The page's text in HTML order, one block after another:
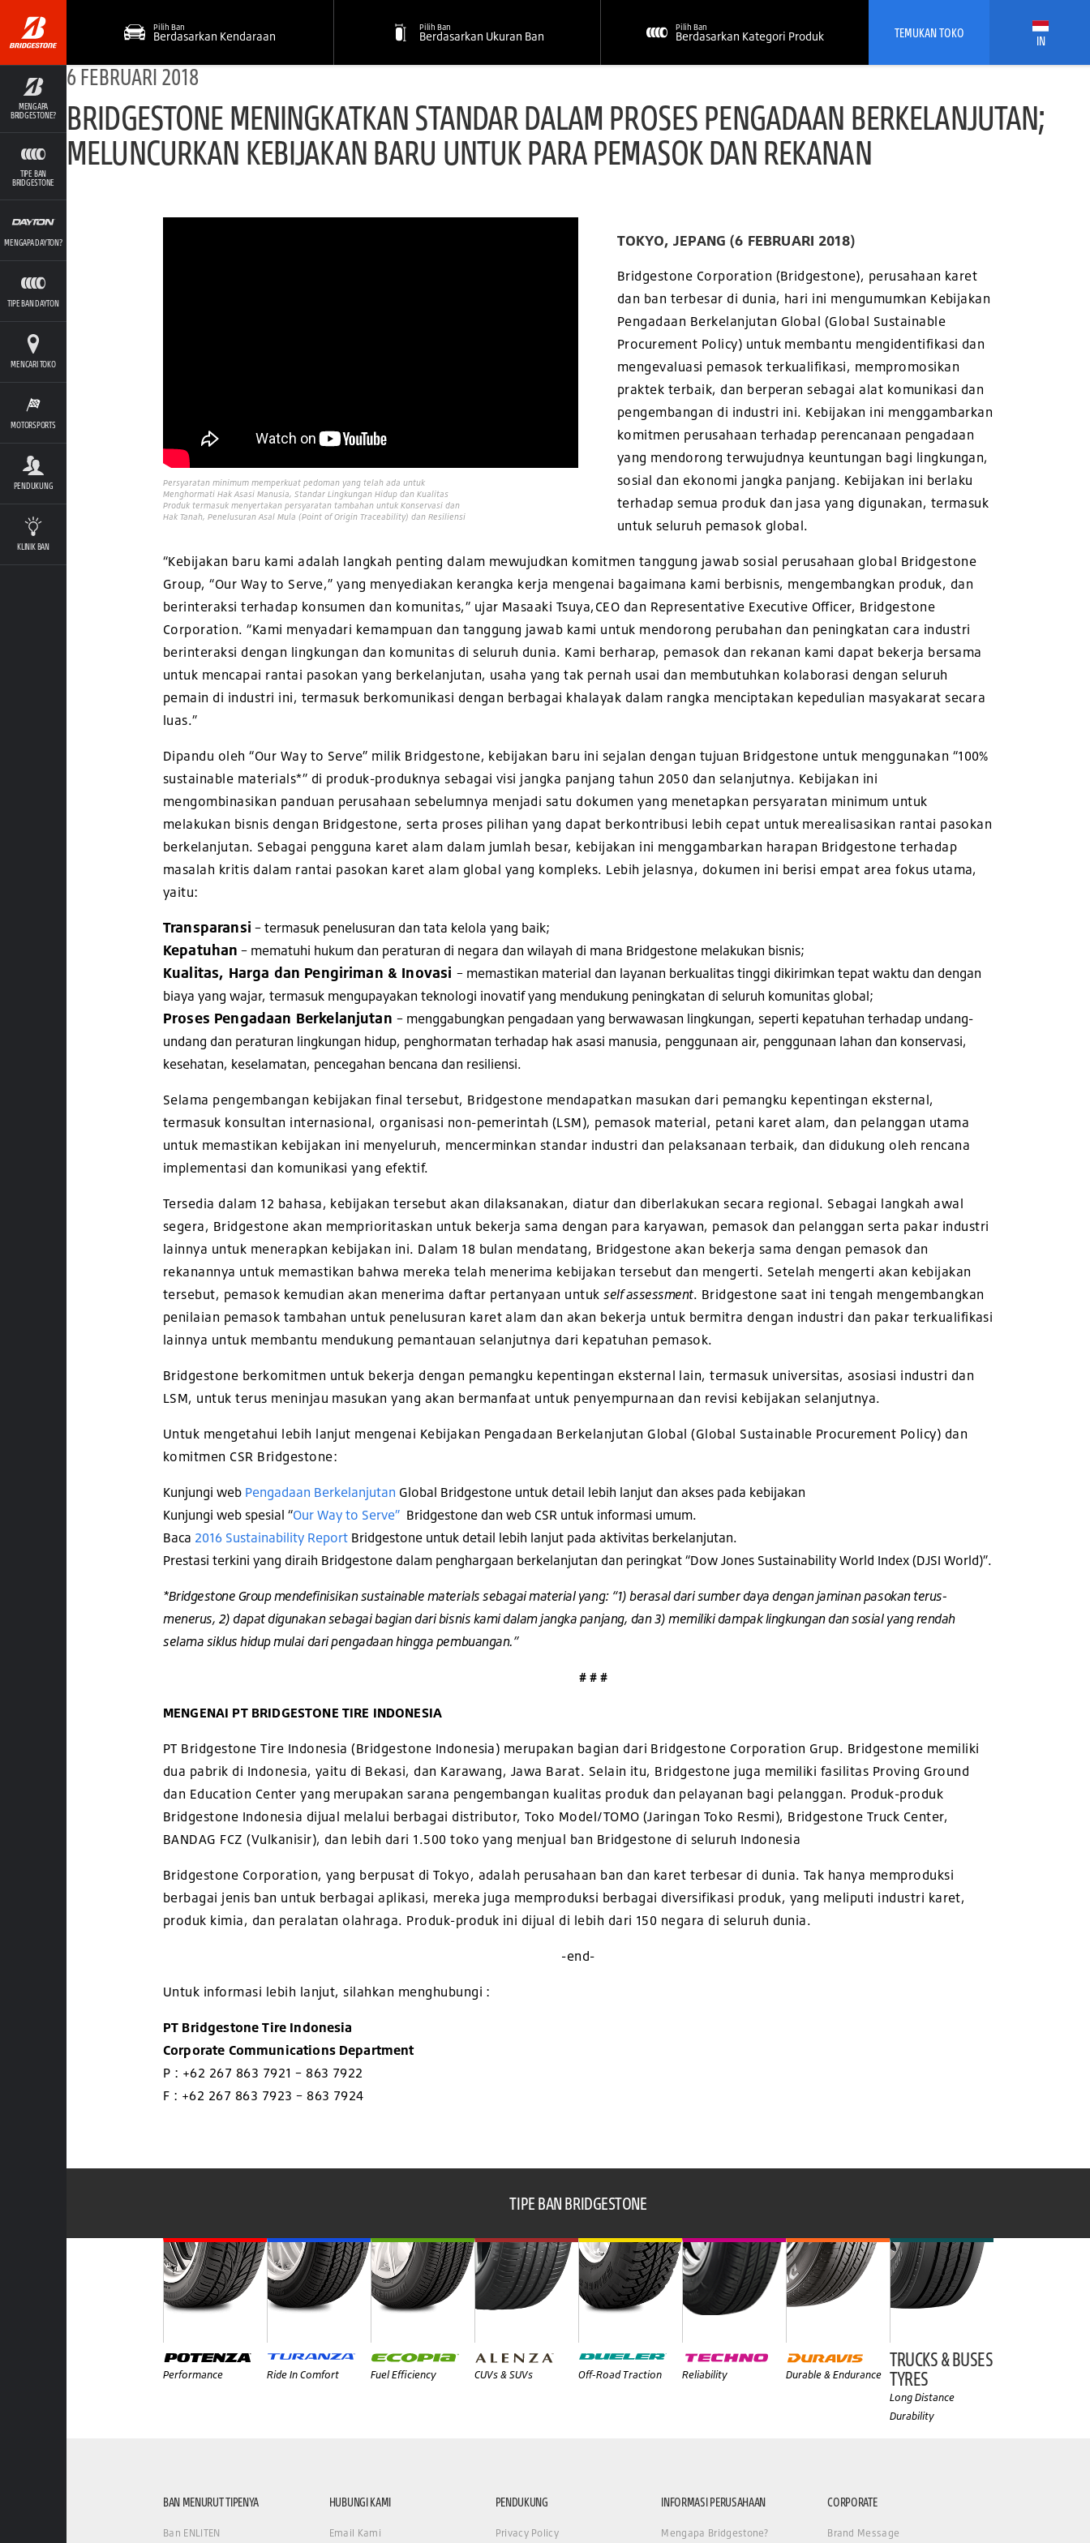
MENGAPA
BRIDGESTONE?
TIPE BAN
BRIDGESTONE
MENGAPA DAYTON?
TIPE BAN DAYTON
MENCARI TOKO
MOTORSPORTS
PENDUKUNG
KLINIK BAN
Pilih Ban
Berdasarkan Kendaraan
Pilih Ban
Berdasarkan Ukuran Ban
Pilih Ban
Berdasarkan Kategori Produk TEMUKAN TOKO IN
6 FEBRUARI 2018
BRIDGESTONE MENINGKATKAN STANDAR DALAM PROSES PENGADAAN BERKELANJUTAN;
MELUNCURKAN KEBIJAKAN BARU UNTUK PARA PEMASOK DAN REKANAN
Persyaratan minimum memperkuat pedoman yang telah ada untuk
Menghormati Hak Asasi Manusia, Standar Lingkungan Hidup dan Kualitas
Produk termasuk menyertakan persyaratan tambahan untuk Konservasi dan
Hak Tanah, Penelusuran Asal Mula (Point of Origin Traceability) dan Resiliensi
TOKYO, JEPANG (6 FEBRUARI 2018)
Bridgestone Corporation (Bridgestone), perusahaan karet
dan ban terbesar di dunia, hari ini mengumumkan Kebijakan
Pengadaan Berkelanjutan Global (Global Sustainable
Procurement Policy) untuk membantu mengidentifikasi dan
mengevaluasi pemasok terkualifikasi, mempromosikan
praktek terbaik, dan berperan sebagai alat komunikasi dan
pengembangan di industri ini. Kebijakan ini menggambarkan
komitmen perusahaan terhadap perencanaan pengadaan
yang mendorong terwujudnya keuntungan bagi lingkungan,
sosial dan ekonomi jangka panjang. Kebijakan ini berlaku
terhadap semua produk dan jasa yang digunakan, termasuk
untuk seluruh pemasok global.
“Kebijakan baru kami adalah langkah penting dalam mewujudkan komitmen tanggung jawab sosial perusahaan global Bridgestone
Group, “Our Way to Serve,” yang menyediakan kerangka kerja mengenai bagaimana kami berbisnis, mengembangkan produk, dan
berinteraksi terhadap konsumen dan komunitas,” ujar Masaaki Tsuya,CEO dan Representative Executive Officer, Bridgestone
Corporation. “Kami menyadari kemampuan dan tanggung jawab kami untuk mendorong perubahan dan peningkatan cara industri
berinteraksi dengan lingkungan dan komunitas di seluruh dunia. Kami berharap, pemasok dan rekanan kami dapat bekerja bersama
untuk mencapai rantai pasokan yang berkelanjutan, usaha yang tak pernah usai dan membutuhkan kolaborasi dengan seluruh
pemain di industri ini, termasuk berkomunikasi dengan berbagai khalayak dalam rangka menciptakan kepedulian masyakarat secara
luas.”
Dipandu oleh “Our Way to Serve” milik Bridgestone, kebijakan baru ini sejalan dengan tujuan Bridgestone untuk menggunakan “100%
sustainable materials*” di produk-produknya sebagai visi jangka panjang tahun 2050 dan selanjutnya. Kebijakan ini
mengombinasikan panduan perusahaan sebelumnya menjadi satu dokumen yang menetapkan persyaratan minimum untuk
melakukan bisnis dengan Bridgestone, serta proses pilihan yang dapat berkontribusi lebih cepat untuk merealisasikan rantai pasokan
berkelanjutan. Sebagai pengguna karet alam dalam jumlah besar, kebijakan ini menggambarkan harapan Bridgestone terhadap
masalah kritis dalam rantai pasokan karet alam global yang kompleks. Lebih jelasnya, dokumen ini berisi empat area fokus utama,
yaitu:
Transparansi – termasuk penelusuran dan tata kelola yang baik;
Kepatuhan – mematuhi hukum dan peraturan di negara dan wilayah di mana Bridgestone melakukan bisnis;
Kualitas, Harga dan Pengiriman & Inovasi – memastikan material dan layanan berkualitas tinggi dikirimkan tepat waktu dan dengan
biaya yang wajar, termasuk mengupayakan teknologi inovatif yang mendukung peningkatan di seluruh komunitas global;
Proses Pengadaan Berkelanjutan – menggabungkan pengadaan yang berwawasan lingkungan, seperti kepatuhan terhadap undang-
undang dan peraturan lingkungan hidup, penghormatan terhadap hak asasi manusia, penggunaan air, penggunaan lahan dan konservasi,
kesehatan, keselamatan, pencegahan bencana dan resiliensi.
Selama pengembangan kebijakan final tersebut, Bridgestone mendapatkan masukan dari pemangku kepentingan eksternal,
termasuk konsultan internasional, organisasi non-pemerintah (LSM), pemasok material, petani karet alam, dan pelanggan utama
untuk memastikan kebijakan ini menyeluruh, mencerminkan standar industri dan pelaksanaan terbaik, dan didukung oleh rencana
implementasi dan komunikasi yang efektif.
Tersedia dalam 12 bahasa, kebijakan tersebut akan dilaksanakan, diatur dan diberlakukan secara regional. Sebagai langkah awal
segera, Bridgestone akan memprioritaskan untuk bekerja sama dengan para karyawan, pemasok dan pelanggan serta pakar industri
lainnya untuk menerapkan kebijakan ini. Dalam 18 bulan mendatang, Bridgestone akan bekerja sama dengan pemasok dan
rekanannya untuk memastikan bahwa mereka telah menerima kebijakan tersebut dan mengerti. Setelah mengerti akan kebijakan
tersebut, pemasok kemudian akan menerima daftar pertanyaan untukself assessment. Bridgestone saat ini tengah mengembangkan
penilaian pemasok tambahan untuk penelusuran karet alam dan akan bekerja untuk bermitra dengan industri dan pakar terkualifikasi
lainnya untuk membantu mendukung pemantauan selanjutnya dari kepatuhan pemasok.
Bridgestone berkomitmen untuk bekerja dengan pemangku kepentingan eksternal lain, termasuk universitas, asosiasi industri dan
LSM, untuk terus meninjau masukan yang akan bermanfaat untuk penyempurnaan dan revisi kebijakan selanjutnya.
Untuk mengetahui lebih lanjut mengenai Kebijakan Pengadaan Berkelanjutan Global (Global Sustainable Procurement Policy) dan
komitmen CSR Bridgestone:
Kunjungi web Pengadaan Berkelanjutan Global Bridgestone untuk detail lebih lanjut dan akses pada kebijakan
Kunjungi web spesial “Our Way to Serve” Bridgestone dan web CSR untuk informasi umum.
Baca 2016 Sustainability Report Bridgestone untuk detail lebih lanjut pada aktivitas berkelanjutan.
Prestasi terkini yang diraih Bridgestone dalam penghargaan berkelanjutan dan peringkat “Dow Jones Sustainability World Index (DJSI World)”.
*Bridgestone Group mendefinisikan sustainable materials sebagai material yang: “1) berasal dari sumber daya dengan jaminan pasokan terus-
menerus, 2) dapat digunakan sebagai bagian dari bisnis kami dalam jangka panjang, dan 3) memiliki dampak lingkungan dan sosial yang rendah
selama siklus hidup mulai dari pengadaan hingga pembuangan.”
# # #
MENGENAI PT BRIDGESTONE TIRE INDONESIA
PT Bridgestone Tire Indonesia (Bridgestone Indonesia) merupakan bagian dari Bridgestone Corporation Grup. Bridgestone memiliki
dua pabrik di Indonesia, yaitu di Bekasi, dan Karawang, Jawa Barat. Selain itu, Bridgestone juga memiliki fasilitas Proving Ground
dan Education Center yang merupakan sarana pengembangan kualitas produk dan pelayanan bagi pelanggan. Produk-produk
Bridgestone Indonesia dijual melalui berbagai distributor, Toko Model/TOMO (Jaringan Toko Resmi), Bridgestone Truck Center,
BANDAG FCZ (Vulkanisir), dan lebih dari 1.500 toko yang menjual ban Bridgestone di seluruh Indonesia
Bridgestone Corporation, yang berpusat di Tokyo, adalah perusahaan ban dan karet terbesar di dunia. Tak hanya memproduksi
berbagai jenis ban untuk berbagai aplikasi, mereka juga memproduksi berbagai diversifikasi produk, yang meliputi industri karet,
produk kimia, dan peralatan olahraga. Produk-produk ini dijual di lebih dari 150 negara di seluruh dunia.
-end-
Untuk informasi lebih lanjut, silahkan menghubungi :
PT Bridgestone Tire Indonesia
Corporate Communications Department
P : +62 267 863 7921 – 863 7922
F : +62 267 863 7923 – 863 7924
TIPE BAN BRIDGESTONE
Performance Ride In Comfort Fuel Efficiency CUVs & SUVs Off-Road Traction Reliability Durable & Endurance
TRUCKS & BUSES
TYRES
Long Distance
Durability
BAN MENURUT TIPENYA
Ban ENLITEN
HUBUNGI KAMI
Email Kami
PENDUKUNG
Privacy Policy
INFORMASI PERUSAHAAN
Mengapa Bridgestone?
CORPORATE
Brand Message